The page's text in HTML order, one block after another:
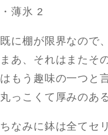
・薄氷 2
既に棚が限界なので
まあ、それはまたそ
はもう趣味の一つと
丸っこくて厚みのあ
ちなみに鉢は全てセ